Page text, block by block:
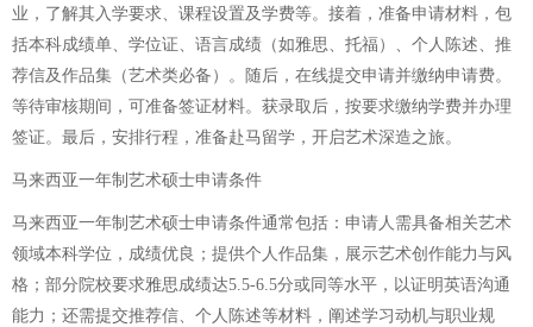
业，了解其入学要求、课程设置及学费等。接着，准备申请材料，包
括本科成绩单、学位证、语言成绩（如雅思、托福）、个人陈述、推
荐信及作品集（艺术类必备）。随后，在线提交申请并缴纳申请费。
等待审核期间，可准备签证材料。获录取后，按要求缴纳学费并办理
签证。最后，安排行程，准备赴马留学，开启艺术深造之旅。
马来西亚一年制艺术硕士申请条件
马来西亚一年制艺术硕士申请条件通常包括：申请人需具备相关艺术
领域本科学位，成绩优良；提供个人作品集，展示艺术创作能力与风
格；部分院校要求雅思成绩达5.5-6.5分或同等水平，以证明英语沟通
能力；还需提交推荐信、个人陈述等材料，阐述学习动机与职业规